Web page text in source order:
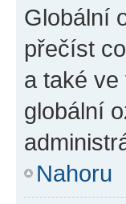
Globální
přečíst
a také ve
globální
Nahoru